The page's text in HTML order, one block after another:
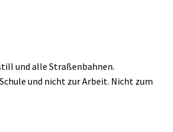
und alle Straßenbahnen.
und nicht zur Arbeit. Nicht zum